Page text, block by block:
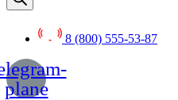
8 (800) 555-53-87
plane